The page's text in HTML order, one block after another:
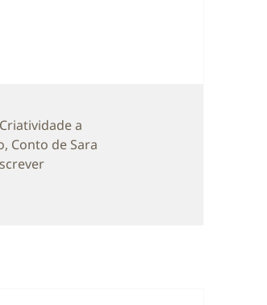
Criatividade a
, Conto de Sara